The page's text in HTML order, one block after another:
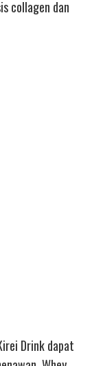
collagen dan
Drink dapat